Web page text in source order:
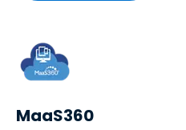
MaaS360